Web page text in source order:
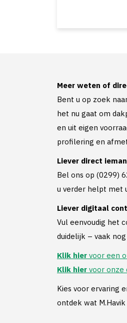
Meer weten of
Bent u op zoek
het nu gaat om
en uit eigen
profilering en
Liever direct
Bel ons op (0299)
u verder helpt met
Liever digitaal
Vul eenvoudig het
duidelijk – vaak
Klik hier voor een
Klik hier voor onze
Kies voor ervaring
ontdek wat